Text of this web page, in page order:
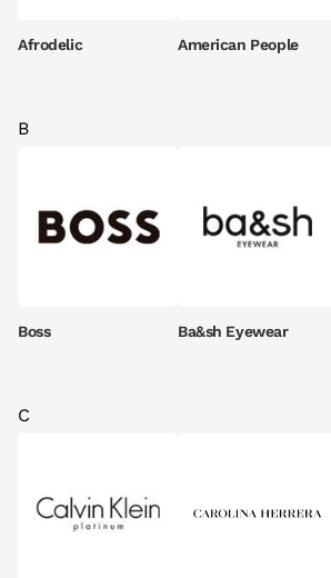
Afrodelic American People
B
Boss Ba&sh Eyewear
C